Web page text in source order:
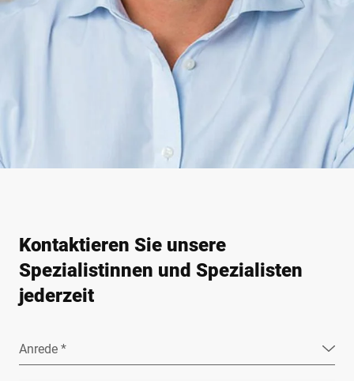
Kontaktieren Sie unsere
Spezialistinnen und Spezialisten
jederzeit
Anrede *